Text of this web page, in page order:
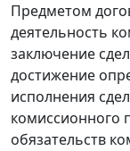
Предметом
деятельность
заключение
достижение
исполнения
комиссионного
обязательств